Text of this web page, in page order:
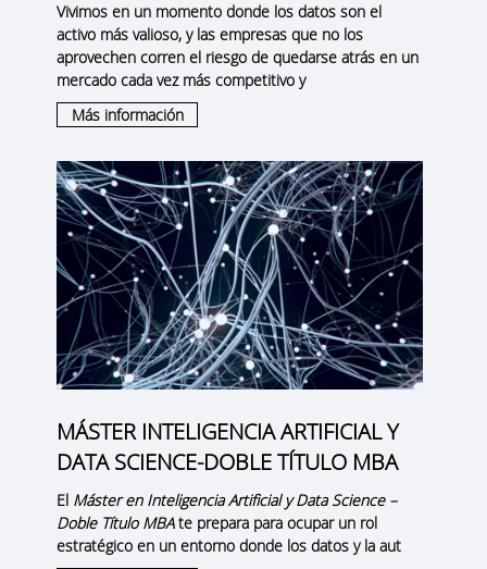
Vivimos en un momento donde los datos son el
activo más valioso, y las empresas que no los
aprovechen corren el riesgo de quedarse atrás en un
mercado cada vez más competitivo y
Más información
MÁSTER INTELIGENCIA ARTIFICIAL Y
DATA SCIENCE-DOBLE TÍTULO MBA
El Máster en Inteligencia Artificial y Data Science –
Doble Título MBAte prepara para ocupar un rol
estratégico en un entorno donde los datos y la aut